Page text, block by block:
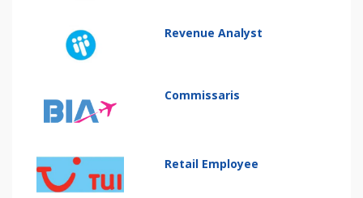
Revenue Analyst
Commissaris
Retail Employee